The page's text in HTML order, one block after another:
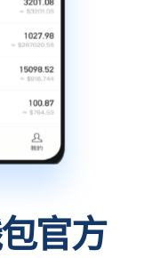
官方